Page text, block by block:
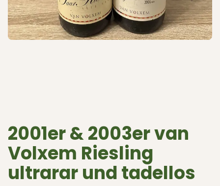
2001er & 2003er van
Volxem Riesling
ultrarar und tadellos